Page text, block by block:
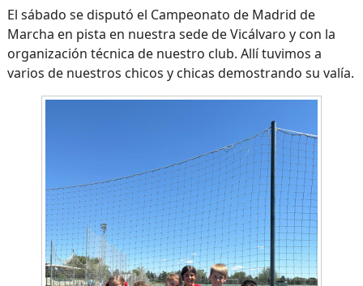
El sábado se disputó el Campeonato de Madrid de
Marcha en pista en nuestra sede de Vicálvaro y con la
organización técnica de nuestro club. Allí tuvimos a
varios de nuestros chicos y chicas demostrando su valía.